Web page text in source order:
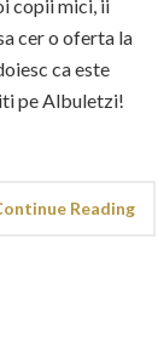
copii mici, ii
cer o oferta la
ca este
pe Albuletzi!
Reading